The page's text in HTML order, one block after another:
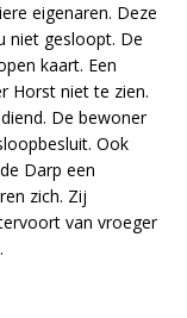
eigenaren. Deze
niet gesloopt. De
kaart. Een
Horst niet te zien.
De bewoner
Ook
Darp een
zich. Zij
van vroeger